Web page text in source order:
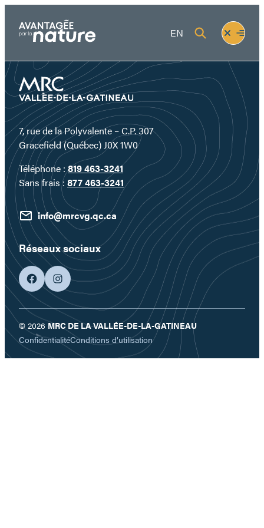
contenu
EN
Fermer
le
menu
Ouvrir
le
7, rue de la Polyvalente – C.P. 307
Gracefield (Québec) J0X 1W0
Téléphone :819 463-3241
Sans frais : 877 463-3241
info@mrcvg.qc.ca
Réseaux sociaux
facebookgoogleplus
© 2026 MRC DE LA VALLÉE-DE-LA-GATINEAU
ConfidentialitéConditions d’utilisation